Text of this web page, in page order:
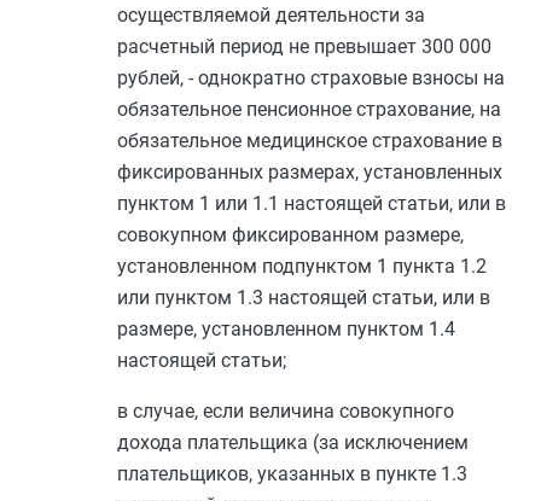
осуществляемой деятельности за
расчетный период не превышает 300 000
рублей, - однократно страховые взносы на
обязательное пенсионное страхование, на
обязательное медицинское страхование в
фиксированных размерах, установленных
пунктом 1 или 1.1 настоящей статьи, или в
совокупном фиксированном размере,
установленном подпунктом 1 пункта 1.2
или пунктом 1.3 настоящей статьи, или в
размере, установленном пунктом 1.4
настоящей статьи;
в случае, если величина совокупного
дохода плательщика (за исключением
плательщиков, указанных в пункте 1.3